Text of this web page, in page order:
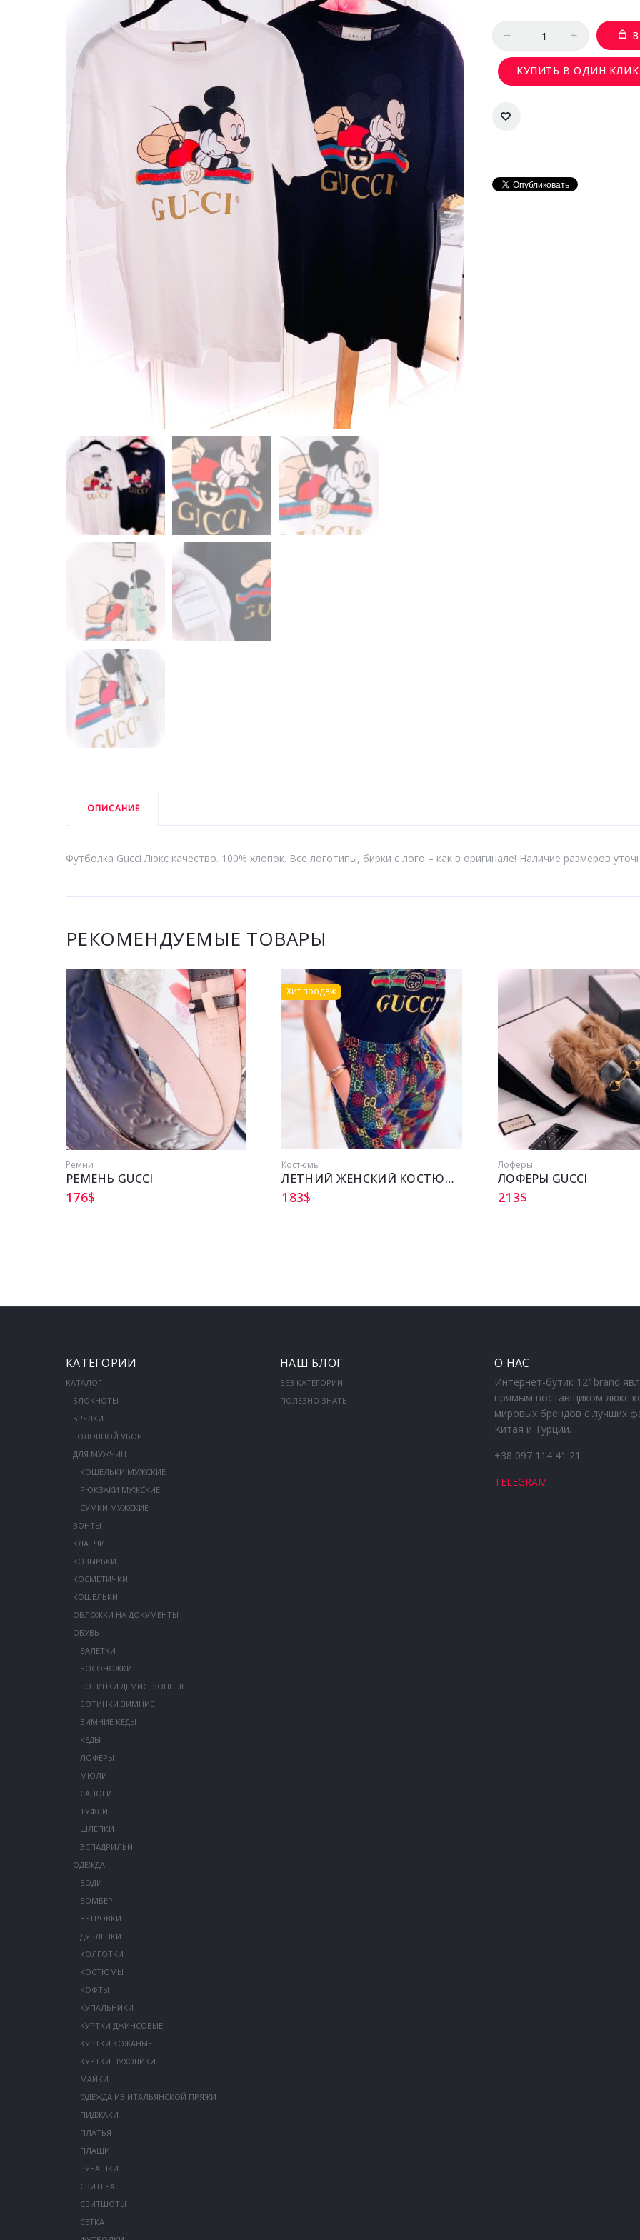
КУПИТЬ В ОДИН КЛИК
ОПИСАНИЕ
Футболка Gucci Люкс качество. 100% хлопок. Все логотипы, бирки с лого – как в оригинале! Наличие размеров
РЕКОМЕНДУЕМЫЕ ТОВАРЫ
Ремни
РЕМЕНЬ GUCCI
176$
Хит продаж
Костюмы
ЛЕТНИЙ ЖЕНСКИЙ КОСТЮМ GUCCI
183$
Лоферы
ЛОФЕРЫ GUCCI
213$
КАТЕГОРИИ
КАТАЛОГ
БЛОКНОТЫ
БРЕЛКИ
ГОЛОВНОЙ УБОР
ДЛЯ МУЖЧИН
КОШЕЛЬКИ МУЖСКИЕ
РЮКЗАКИ МУЖСКИЕ
СУМКИ МУЖСКИЕ
ЗОНТЫ
КЛАТЧИ
КОЗЫРЬКИ
КОСМЕТИЧКИ
КОШЕЛЬКИ
ОБЛОЖКИ НА ДОКУМЕНТЫ
ОБУВЬ
БАЛЕТКИ
БОСОНОЖКИ
БОТИНКИ ДЕМИСЕЗОННЫЕ
БОТИНКИ ЗИМНИЕ
ЗИМНИЕ КЕДЫ
КЕДЫ
ЛОФЕРЫ
МЮЛИ
САПОГИ
ТУФЛИ
ШЛЕПКИ
ЭСПАДРИЛЬИ
ОДЕЖДА
БОДИ
БОМБЕР
ВЕТРОВКИ
ДУБЛЕНКИ
КОЛГОТКИ
КОСТЮМЫ
КОФТЫ
КУПАЛЬНИКИ
КУРТКИ ДЖИНСОВЫЕ
КУРТКИ КОЖАНЫЕ
КУРТКИ ПУХОВИКИ
МАЙКИ
ОДЕЖДА ИЗ ИТАЛЬЯНСКОЙ ПРЯЖИ
ПИДЖАКИ
ПЛАТЬЯ
ПЛАЩИ
РУБАШКИ
СВИТЕРА
СВИТШОТЫ
СЕТКА
НАШ БЛОГ
БЕЗ КАТЕГОРИИ
ПОЛЕЗНО ЗНАТЬ
О НАС
Интернет-бутик 121brand
прямым поставщиком люкс
мировых брендов с лучших
Китая и Турции.
+38 097 114 41 21
TELEGRAM